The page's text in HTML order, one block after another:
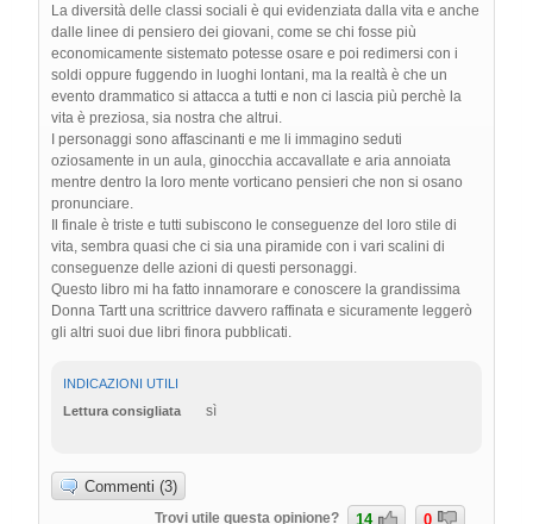
La diversità delle classi sociali è qui evidenziata dalla vita e anche
dalle linee di pensiero dei giovani, come se chi fosse più
economicamente sistemato potesse osare e poi redimersi con i
soldi oppure fuggendo in luoghi lontani, ma la realtà è che un
evento drammatico si attacca a tutti e non ci lascia più perchè la
vita è preziosa, sia nostra che altrui.
I personaggi sono affascinanti e me li immagino seduti
oziosamente in un aula, ginocchia accavallate e aria annoiata
mentre dentro la loro mente vorticano pensieri che non si osano
pronunciare.
Il finale è triste e tutti subiscono le conseguenze del loro stile di
vita, sembra quasi che ci sia una piramide con i vari scalini di
conseguenze delle azioni di questi personaggi.
Questo libro mi ha fatto innamorare e conoscere la grandissima
Donna Tartt una scrittrice davvero raffinata e sicuramente leggerò
gli altri suoi due libri finora pubblicati.
INDICAZIONI UTILI
Lettura consigliata
sì
Commenti (3)
Trovi utile questa opinione? 14 0